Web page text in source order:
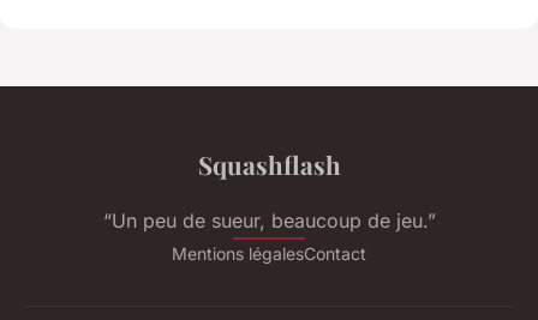
Squashflash
“Un peu de sueur, beaucoup de jeu.”
Mentions légalesContact